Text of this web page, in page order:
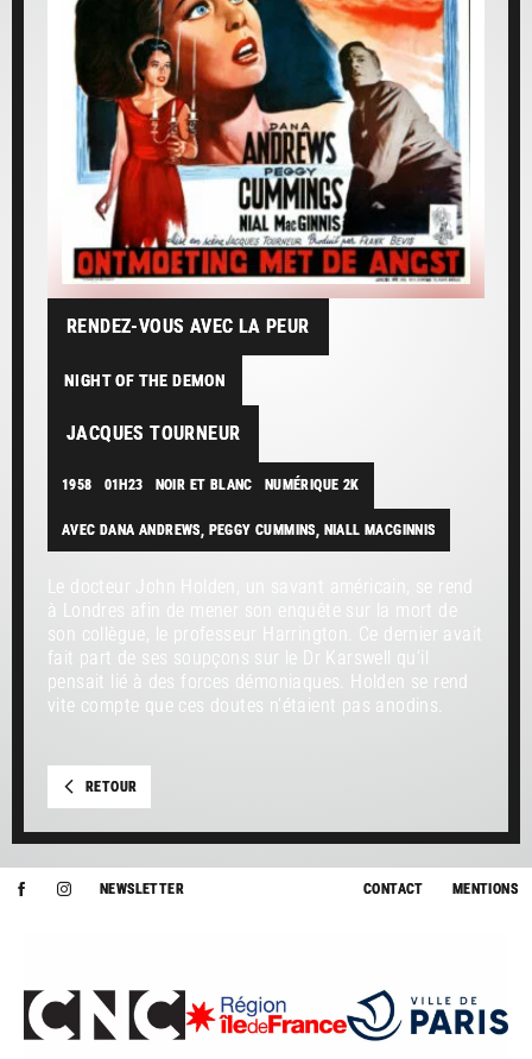
RENDEZ-VOUS AVEC LA PEUR
NIGHT OF THE DEMON
JACQUES TOURNEUR
1958 01H23 NOIR ET BLANC NUMÉRIQUE 2K
AVEC DANA ANDREWS, PEGGY CUMMINS, NIALL MACGINNIS
Le docteur John Holden, un savant américain, se rend
à Londres afin de mener son enquête sur la mort de
son collègue, le professeur Harrington. Ce dernier avait
fait part de ses soupçons sur le Dr Karswell qu’il
pensait lié à des forces démoniaques. Holden se rend
vite compte que ces doutes n’étaient pas anodins.
RETOUR
NEWSLETTER CONTACT MENTIONS